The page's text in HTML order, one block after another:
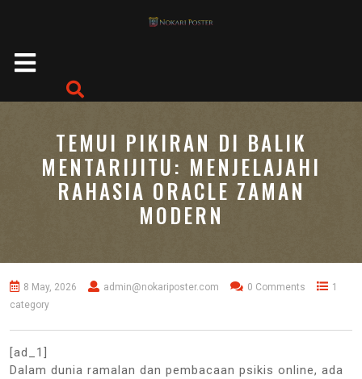
Open
Button
TEMUI PIKIRAN DI BALIK
MENTARIJITU: MENJELAJAHI
RAHASIA ORACLE ZAMAN
MODERN
8 May, 2026 admin@nokariposter.com 0 Comments
1
category
[ad_1]
Dalam dunia ramalan dan pembacaan psikis online, ada